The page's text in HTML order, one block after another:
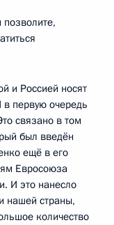
и Россией носят
первую очередь
связано в том
был введён
ещё в его
Евросоюза
И это нанесло
нашей страны,
количество